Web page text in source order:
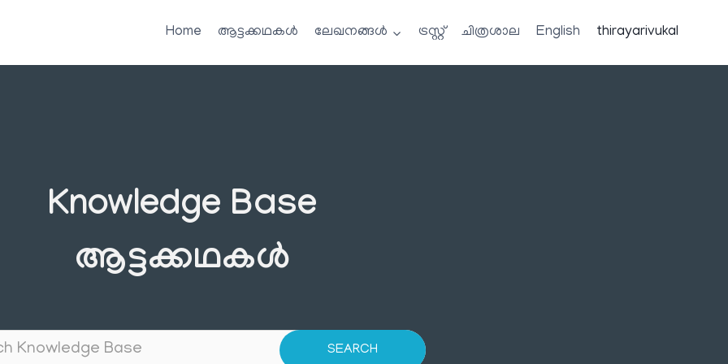
Home ആട്ടക്കഥകൾ ലേഖനങ്ങൾ ട്രസ്റ്റ് ചിത്രശാല English thirayarivukal
Knowledge Base
ആട്ടക്കഥകൾ